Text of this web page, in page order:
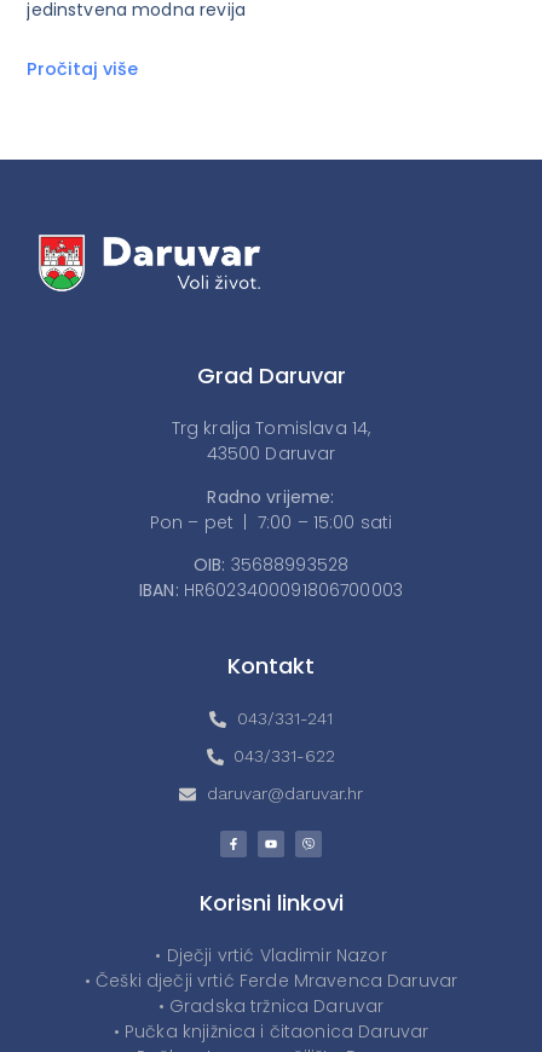
jedinstvena modna revija
Pročitaj više
Grad Daruvar
Trg kralja Tomislava 14,
43500 Daruvar
Radno vrijeme:
Pon – pet | 7:00 – 15:00 sati
OIB: 35688993528
IBAN: HR6023400091806700003
Kontakt
043/331-241
043/331-622
daruvar@daruvar.hr
Korisni linkovi
• Dječji vrtić Vladimir Nazor
• Češki dječji vrtić Ferde Mravenca Daruvar
• Gradska tržnica Daruvar
• Pučka knjižnica i čitaonica Daruvar